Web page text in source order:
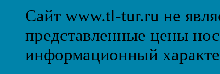
Сайт www.tl-tur.ru не
представленные цены
информационный